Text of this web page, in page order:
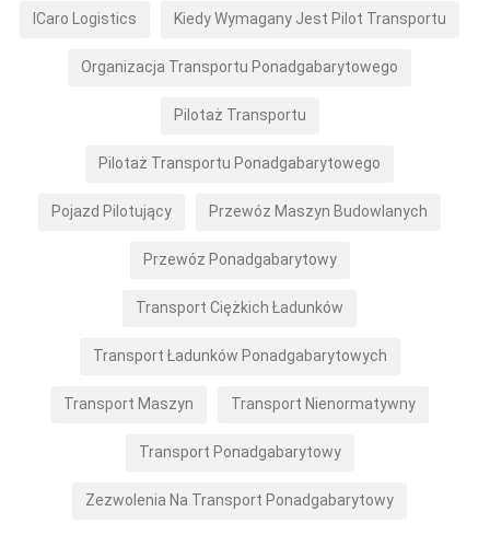
ICaro Logistics Kiedy Wymagany Jest Pilot Transportu
Organizacja Transportu Ponadgabarytowego
Pilotaż Transportu
Pilotaż Transportu Ponadgabarytowego
Pojazd Pilotujący Przewóz Maszyn Budowlanych
Przewóz Ponadgabarytowy
Transport Ciężkich Ładunków
Transport Ładunków Ponadgabarytowych
Transport Maszyn Transport Nienormatywny
Transport Ponadgabarytowy
Zezwolenia Na Transport Ponadgabarytowy